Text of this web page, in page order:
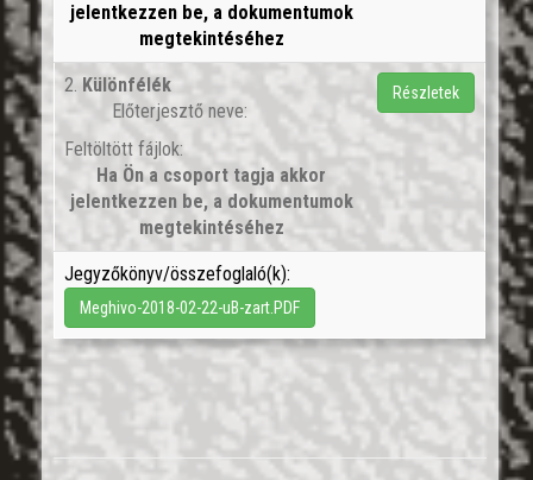
jelentkezzen be, a dokumentumok
megtekintéséhez
2. Különfélék
Előterjesztő neve:
Feltöltött fájlok:
Ha Ön a csoport tagja akkor
jelentkezzen be, a dokumentumok
megtekintéséhez
Részletek
Jegyzőkönyv/összefoglaló(k):
Meghivo-2018-02-22-uB-zart.PDF